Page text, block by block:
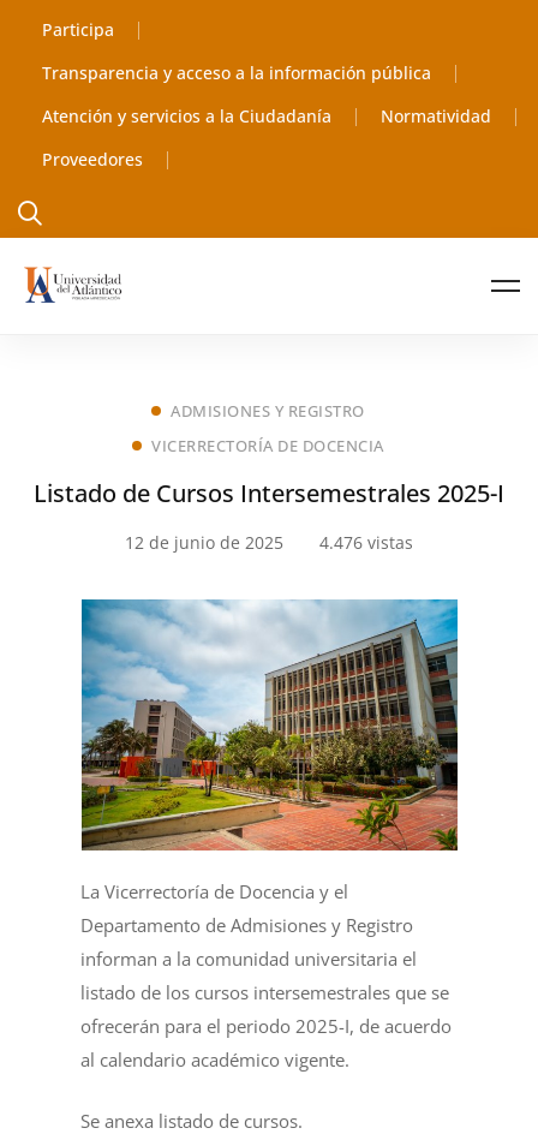
Participa
Transparencia y acceso a la información pública
Atención y servicios a la Ciudadanía
Normatividad
Proveedores
ADMISIONES Y REGISTRO
VICERRECTORÍA DE DOCENCIA
Listado de Cursos Intersemestrales 2025-I
12 de junio de 2025 4.476 vistas
La Vicerrectoría de Docencia y el
Departamento de Admisiones y Registro
informan a la comunidad universitaria el
listado de los cursos intersemestrales que se
ofrecerán para el periodo 2025-I, de acuerdo
al calendario académico vigente.
Se anexa listado de cursos.